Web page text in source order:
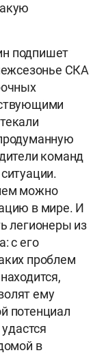
подпишет
СКА
команд
можно
в мире. И
легионеры из
с его
проблем
ему
потенциал
в